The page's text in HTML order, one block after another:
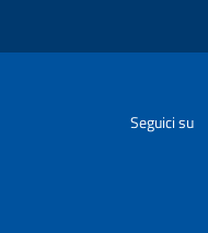
Seguici su